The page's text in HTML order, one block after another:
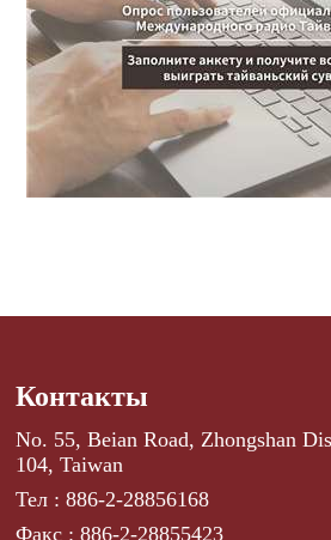
Контакты
No. 55, Beian Road, Zhongshan
104, Taiwan
Тел : 886-2-28856168
Факс : 886-2-28855423